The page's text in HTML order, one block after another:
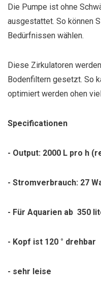
Die Pumpe ist ohne
ausgestattet. So können
Bedürfnissen wählen.
Diese Zirkulatoren
Bodenfiltern gesetzt. So
optimiert werden ohen
Specificationen
- Output: 2000 L pro h
- Stromverbrauch: 27
- Für Aquarien ab 350
- Kopf ist 120 ° drehbar
- sehr leise